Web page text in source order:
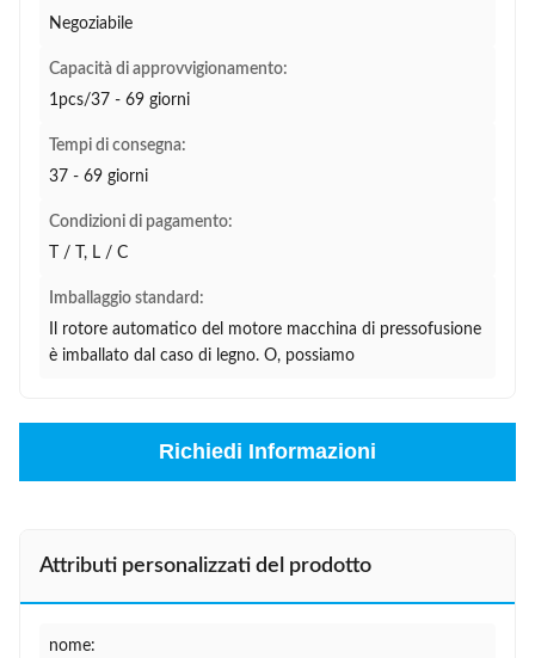
Negoziabile
Capacità di approvvigionamento:
1pcs/37 - 69 giorni
Tempi di consegna:
37 - 69 giorni
Condizioni di pagamento:
T / T, L / C
Imballaggio standard:
Il rotore automatico del motore macchina di pressofusione
è imballato dal caso di legno. O, possiamo
Richiedi Informazioni
Attributi personalizzati del prodotto
nome: